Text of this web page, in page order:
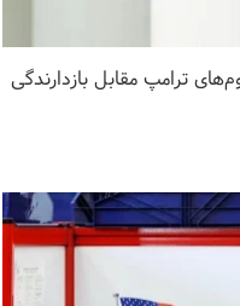
ترامپ مقابل بازدارندگی